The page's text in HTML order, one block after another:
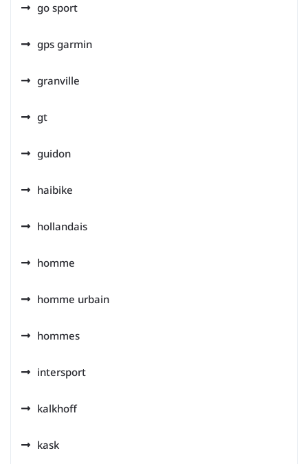
go sport
gps garmin
granville
gt
guidon
haibike
hollandais
homme
homme urbain
hommes
intersport
kalkhoff
kask